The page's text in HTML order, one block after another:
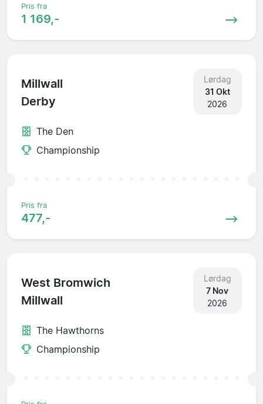
Pris fra
1 169,-
Millwall
Derby
Lørdag
31 Okt
2026
The Den
Championship
Pris fra
477,-
West Bromwich
Millwall
Lørdag
7 Nov
2026
The Hawthorns
Championship